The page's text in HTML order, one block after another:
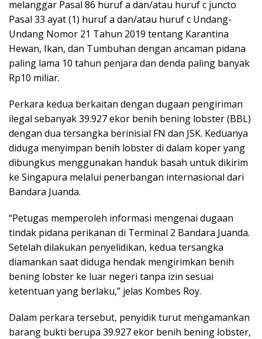
melanggar Pasal 86 huruf a dan/atau huruf c juncto
Pasal 33 ayat (1) huruf a dan/atau huruf c Undang-
Undang Nomor 21 Tahun 2019 tentang Karantina
Hewan, Ikan, dan Tumbuhan dengan ancaman pidana
paling lama 10 tahun penjara dan denda paling banyak
Rp10 miliar.
Perkara kedua berkaitan dengan dugaan pengiriman
ilegal sebanyak 39.927 ekor benih bening lobster (BBL)
dengan dua tersangka berinisial FN dan JSK. Keduanya
diduga menyimpan benih lobster di dalam koper yang
dibungkus menggunakan handuk basah untuk dikirim
ke Singapura melalui penerbangan internasional dari
Bandara Juanda.
“Petugas memperoleh informasi mengenai dugaan
tindak pidana perikanan di Terminal 2 Bandara Juanda.
Setelah dilakukan penyelidikan, kedua tersangka
diamankan saat diduga hendak mengirimkan benih
bening lobster ke luar negeri tanpa izin sesuai
ketentuan yang berlaku,” jelas Kombes Roy.
Dalam perkara tersebut, penyidik turut mengamankan
barang bukti berupa 39.927 ekor benih bening lobster,